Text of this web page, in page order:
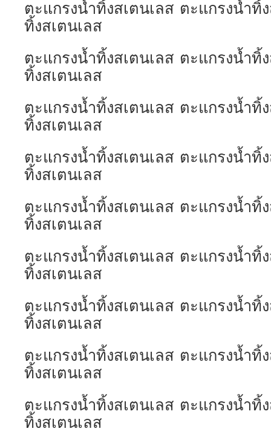
ตะแกรงน้ำทิ้งสเตนเลส ตะแกรงน้ำทิ้
ทิ้งสเตนเลส
ตะแกรงน้ำทิ้งสเตนเลส ตะแกรงน้ำทิ้
ทิ้งสเตนเลส
ตะแกรงน้ำทิ้งสเตนเลส ตะแกรงน้ำทิ้
ทิ้งสเตนเลส
ตะแกรงน้ำทิ้งสเตนเลส ตะแกรงน้ำทิ้
ทิ้งสเตนเลส
ตะแกรงน้ำทิ้งสเตนเลส ตะแกรงน้ำทิ้
ทิ้งสเตนเลส
ตะแกรงน้ำทิ้งสเตนเลส ตะแกรงน้ำทิ้
ทิ้งสเตนเลส
ตะแกรงน้ำทิ้งสเตนเลส ตะแกรงน้ำทิ้
ทิ้งสเตนเลส
ตะแกรงน้ำทิ้งสเตนเลส ตะแกรงน้ำทิ้
ทิ้งสเตนเลส
ตะแกรงน้ำทิ้งสเตนเลส ตะแกรงน้ำทิ้
ทิ้งสเตนเลส